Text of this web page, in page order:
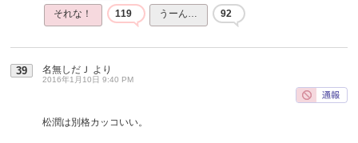
それな！ 119 うーん… 92
39 名無しだＪ より
2016年1月10日 9:40 PM
松潤は別格カッコいい。